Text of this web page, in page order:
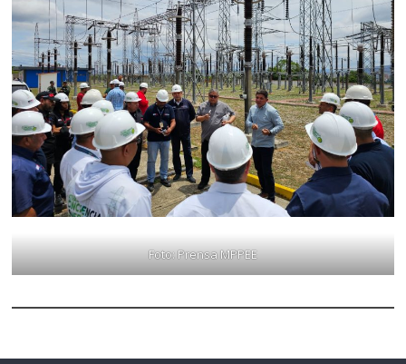
Foto: Prensa MPPEE